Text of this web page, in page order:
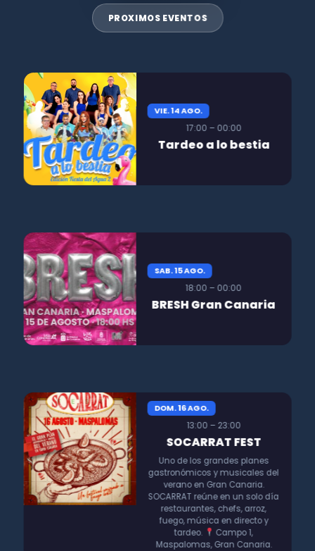
PROXIMOS EVENTOS
VIE. 14 AGO.
17:00 – 00:00
Tardeo a lo bestia
SAB. 15 AGO.
18:00 – 00:00
BRESH Gran Canaria
DOM. 16 AGO.
13:00 – 23:00
SOCARRAT FEST
Uno de los grandes planes
gastronómicos y musicales del
verano en Gran Canaria.
SOCARRAT reúne en un solo día
restaurantes, chefs, arroz,
fuego, música en directo y
tardeo.
Campo 1,
Maspalomas, Gran Canaria.